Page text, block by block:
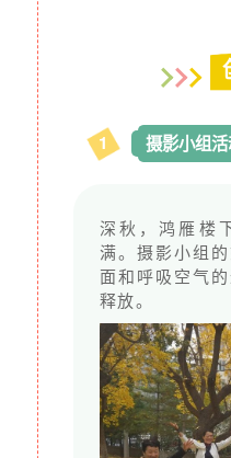
1 摄影小组
深秋，鸿雁楼
满。摄影小组
面和呼吸空气
释放。